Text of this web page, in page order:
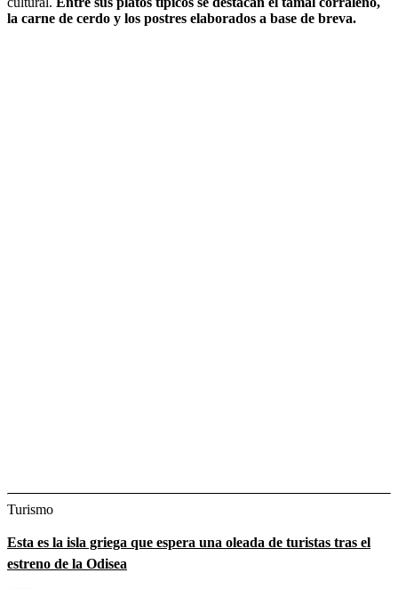
la carne de cerdo y los postres elaborados a base de breva.
Turismo
Esta es la isla griega que espera una oleada de turistas tras el
estreno de la Odisea